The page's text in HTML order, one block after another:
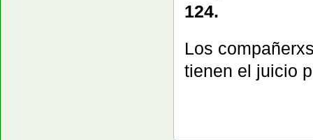
124.
Los
tienen el juicio